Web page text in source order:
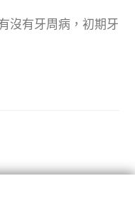
沒有牙周病，初期牙